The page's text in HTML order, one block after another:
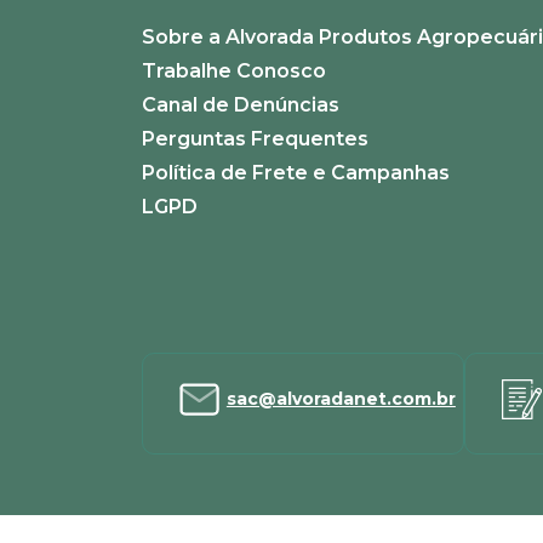
ENVIAR AVALIAÇÃO
Sobre a Alvorada Produtos
Trabalhe Conosco
Canal de Denúncias
Perguntas Frequentes
Política de Frete e Campanhas
LGPD
sac@alvoradanet.com.br